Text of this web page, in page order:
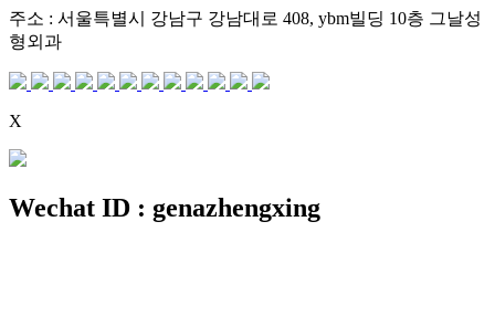
주소 : 서울특별시 강남구 강남대로 408, ybm빌딩 10층 그날성
형외과
X
Wechat ID : genazhengxing